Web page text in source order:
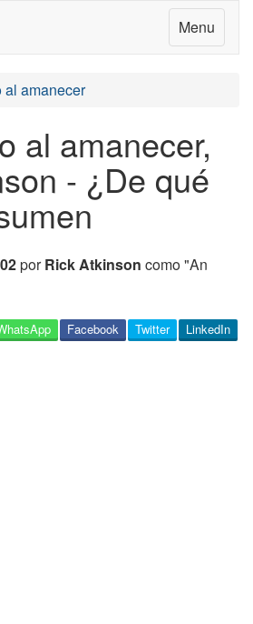
Menu
al amanecer
al amanecer,
- ¿De qué
porRick Atkinson como "An
LinkedIn
Twitter
Facebook